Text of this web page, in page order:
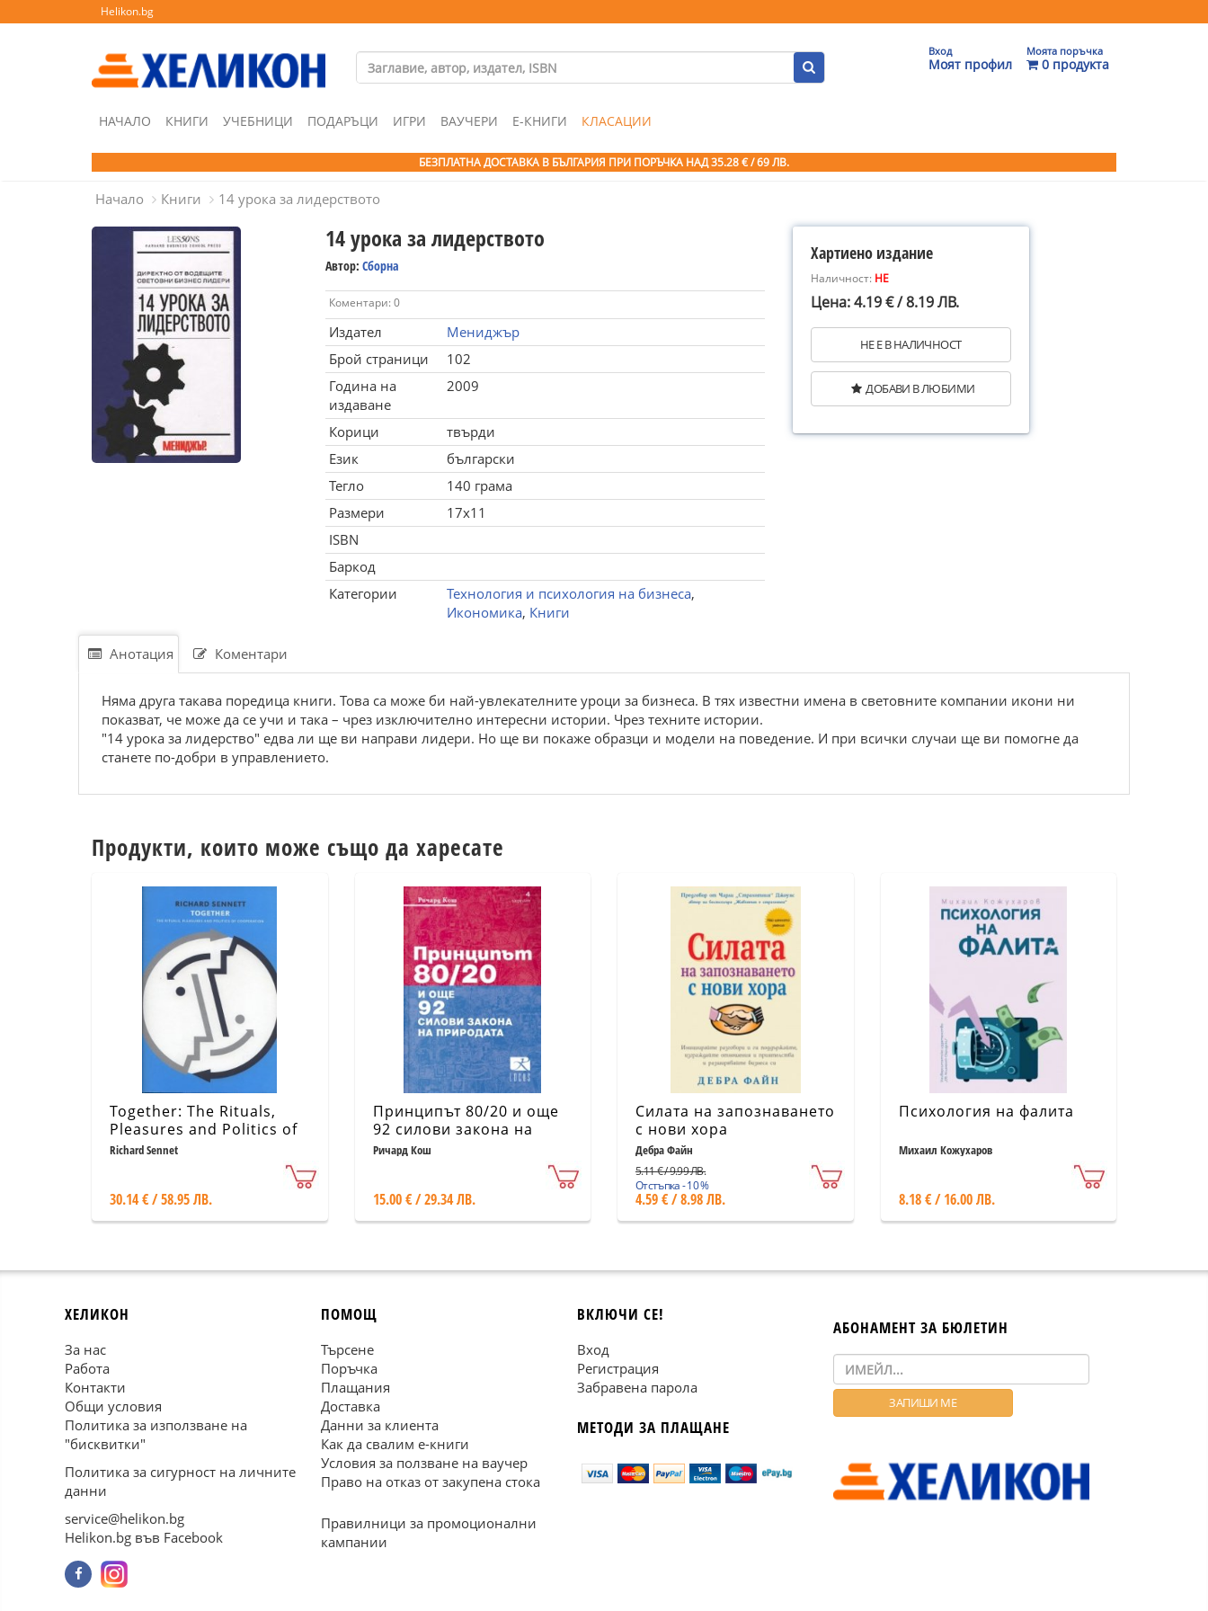
Helikon.bg
Вход
Моят профил
Моята поръчка
0 продукта
НАЧАЛО КНИГИ УЧЕБНИЦИ ПОДАРЪЦИ ИГРИ ВАУЧЕРИ Е-КНИГИ КЛАСАЦИИ
БЕЗПЛАТНА ДОСТАВКА В БЪЛГАРИЯ ПРИ ПОРЪЧКА НАД 35.28 € / 69 ЛВ.
Начало Книги 14 урока за лидерството
14 урока за лидерството
Автор: Сборна
Коментари: 0
Издател
Мениджър
Брой страници
102
Година на
издаване
2009
Корици
твърди
Език
български
Тегло
140 грама
Размери
17x11
ISBN
Баркод
Категории
Технология и психология на бизнеса,
Икономика, Книги
Хартиено издание
Наличност: НЕ
Цена: 4.19 € / 8.19 ЛВ.
НЕ Е В НАЛИЧНОСТ
ДОБАВИ В ЛЮБИМИ
Анотация Коментари
Няма друга такава поредица книги. Това са може би най-увлекателните уроци за бизнеса. В тях известни имена в световните компании икони ни
показват, че може да се учи и така – чрез изключително интересни истории. Чрез техните истории.
"14 урока за лидерство" едва ли ще ви направи лидери. Но ще ви покаже образци и модели на поведение. И при всички случаи ще ви помогне да
станете по-добри в управлението.
Продукти, които може също да харесате
Together: The Rituals,
Pleasures and Politics of
Cooperation
Richard Sennet
30.14 € / 58.95 ЛВ.
Принципът 80/20 и още
92 силови закона на
природата
Ричард Кош
15.00 € / 29.34 ЛВ.
Силата на запознаването
с нови хора
Дебра Файн
5.11 € / 9.99 ЛВ.
Отстъпка - 10 %
4.59 € / 8.98 ЛВ.
Психология на фалита
Михаил Кожухаров
8.18 € / 16.00 ЛВ.
ХЕЛИКОН
За нас
Работа
Контакти
Общи условия
Политика за използване на
"бисквитки"
Политика за сигурност на личните
данни
service@helikon.bg
Helikon.bg във Facebook
ПОМОЩ
Търсене
Поръчка
Плащания
Доставка
Данни за клиента
Как да свалим е-книги
Условия за ползване на ваучер
Право на отказ от закупена стока
Правилници за промоционални
кампании
ВКЛЮЧИ СЕ!
Вход
Регистрация
Забравена парола
МЕТОДИ ЗА ПЛАЩАНЕ
АБОНАМЕНТ ЗА БЮЛЕТИН